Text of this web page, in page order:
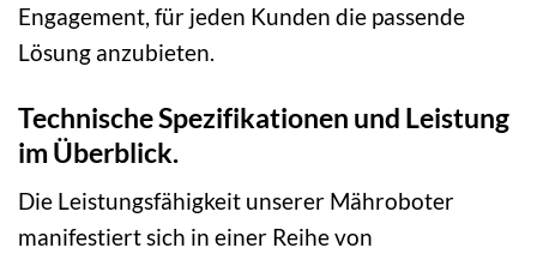
Engagement, für jeden Kunden die passende
Lösung anzubieten.
Technische Spezifikationen und Leistung
im Überblick.
Die Leistungsfähigkeit unserer Mähroboter
manifestiert sich in einer Reihe von